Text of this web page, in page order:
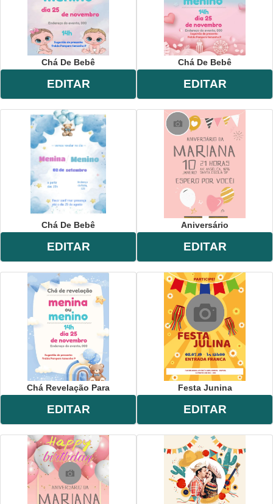
Chá De Bebê
EDITAR
Chá De Bebê
EDITAR
Chá De Bebê
EDITAR
Aniversário
EDITAR
Chá Revelação Para
EDITAR
Festa Junina
EDITAR